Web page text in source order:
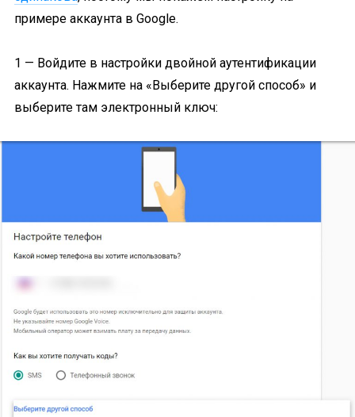
примере аккаунта в Google.
1 — Войдите в настройки двойной аутентификации
аккаунта. Нажмите на «Выберите другой способ» и
выберите там электронный ключ: